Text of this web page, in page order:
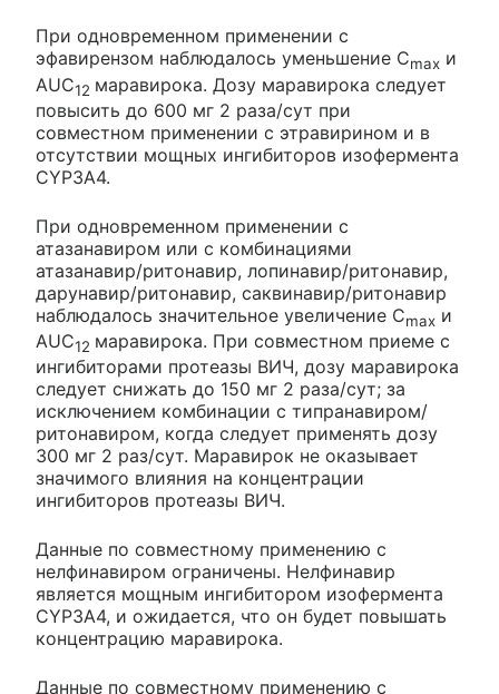
При одновременном применении с
эфавирензом наблюдалось уменьшение Cmax и
AUC12 маравирока. Дозу маравирока следует
повысить до 600 мг 2 раза/сут при
совместном применении с этравирином и в
отсутствии мощных ингибиторов изофермента
CYP3A4.
При одновременном применении с
атазанавиром или с комбинациями
атазанавир/ритонавир, лопинавир/ритонавир,
дарунавир/ритонавир, саквинавир/ритонавир
наблюдалось значительное увеличение Cmax и
AUC12 маравирока. При совместном приеме с
ингибиторами протеазы ВИЧ, дозу маравирока
следует снижать до 150 мг 2 раза/сут; за
исключением комбинации с типранавиром/
ритонавиром, когда следует применять дозу
300 мг 2 раз/сут. Маравирок не оказывает
значимого влияния на концентрации
ингибиторов протеазы ВИЧ.
Данные по совместному применению с
нелфинавиром ограничены. Нелфинавир
является мощным ингибитором изофермента
CYP3A4, и ожидается, что он будет повышать
концентрацию маравирока.
Данные по совместному применению с